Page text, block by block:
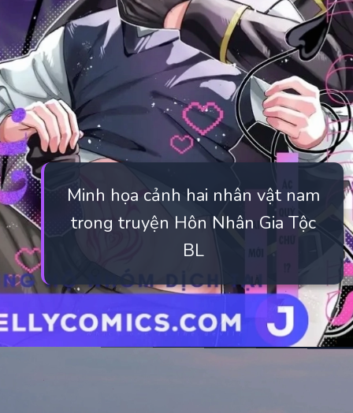
Minh họa cảnh hai nhân vật nam
trong truyện Hôn Nhân Gia Tộc
BL